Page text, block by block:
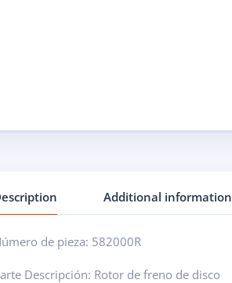
Additional information
de pieza: 582000R
Descripción: Rotor de freno de disco